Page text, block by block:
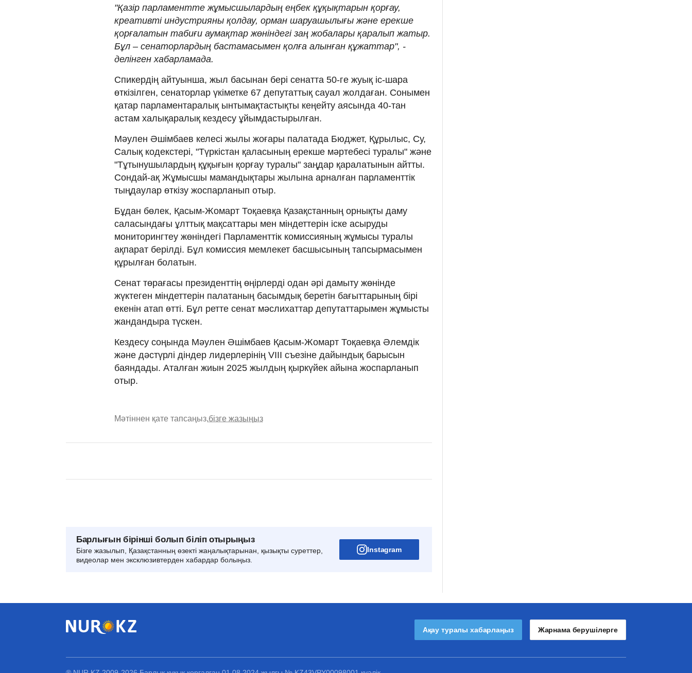
"Қазір парламентте жұмысшылардың еңбек құқықтарын қорғау,
креативті индустрияны қолдау, орман шаруашылығы және ерекше
қорғалатын табиғи аумақтар жөніндегі заң жобалары қаралып жатыр.
Бұл – сенаторлардың бастамасымен қолға алынған құжаттар", -
делінген хабарламада.
Спикердің айтуынша, жыл басынан бері сенатта 50-ге жуық іс-шара
өткізілген, сенаторлар үкіметке 67 депутаттық сауал жолдаған. Сонымен
қатар парламентаралық ынтымақтастықты кеңейту аясында 40-тан
астам халықаралық кездесу ұйымдастырылған.
Мәулен Әшімбаев келесі жылы жоғары палатада Бюджет, Құрылыс, Су,
Салық кодекстері, "Түркістан қаласының ерекше мәртебесі туралы" және
"Тұтынушылардың құқығын қорғау туралы" заңдар қаралатынын айтты.
Сондай-ақ Жұмысшы мамандықтары жылына арналған парламенттік
тыңдаулар өткізу жоспарланып отыр.
Бұдан бөлек, Қасым-Жомарт Тоқаевқа Қазақстанның орнықты даму
саласындағы ұлттық мақсаттары мен міндеттерін іске асыруды
мониторингтеу жөніндегі Парламенттік комиссияның жұмысы туралы
ақпарат берілді. Бұл комиссия мемлекет басшысының тапсырмасымен
құрылған болатын.
Сенат төрағасы президенттің өңірлерді одан әрі дамыту жөнінде
жүктеген міндеттерін палатаның басымдық беретін бағыттарының бірі
екенін атап өтті. Бұл ретте сенат мәслихаттар депутаттарымен жұмысты
жандандыра түскен.
Кездесу соңында Мәулен Әшімбаев Қасым-Жомарт Тоқаевқа Әлемдік
және дәстүрлі діндер лидерлерінің VIII съезіне дайындық барысын
баяндады. Аталған жиын 2025 жылдың қыркүйек айына жоспарланып
отыр.
Мәтіннен қате тапсаңыз,бізге жазыңыз
Барлығын бірінші болып біліп отырыңыз
Бізге жазылып, Қазақстанның өзекті жаңалықтарынан, қызықты суреттер,
видеолар мен эксклюзивтерден хабардар болыңыз.
Instagram
Ақау туралы хабарлаңыз Жарнама берушілерге